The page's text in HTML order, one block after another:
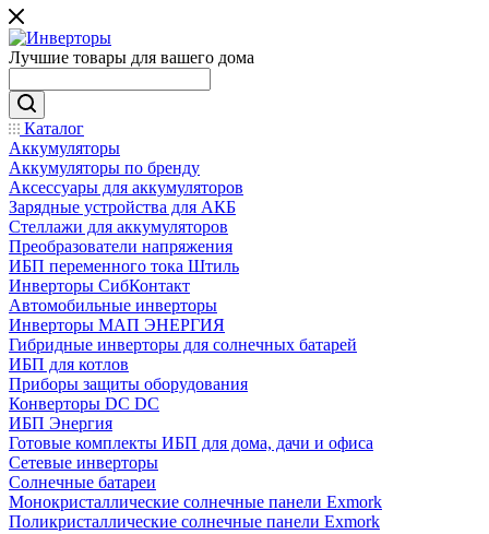
Лучшие товары для вашего дома
Каталог
Аккумуляторы
Аккумуляторы по бренду
Аксессуары для аккумуляторов
Зарядные устройства для АКБ
Стеллажи для аккумуляторов
Преобразователи напряжения
ИБП переменного тока Штиль
Инверторы СибКонтакт
Автомобильные инверторы
Инверторы МАП ЭНЕРГИЯ
Гибридные инверторы для солнечных батарей
ИБП для котлов
Приборы защиты оборудования
Конверторы DC DC
ИБП Энергия
Готовые комплекты ИБП для дома, дачи и офиса
Сетевые инверторы
Солнечные батареи
Монокристаллические солнечные панели Exmork
Поликристаллические солнечные панели Exmork